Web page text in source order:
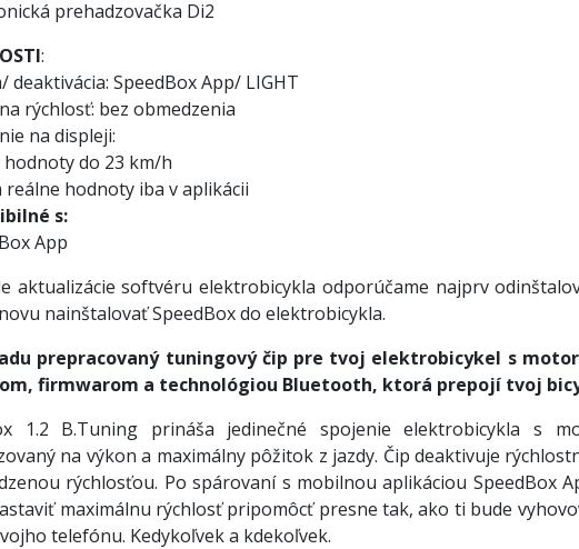
prehadzovačka Di2
:
deaktivácia: SpeedBox App/ LIGHT
rýchlosť: bez obmedzenia
na displeji:
do 23 km/h
hodnoty iba v aplikácii
s:
App
aktualizácie softvéru elektrobicykla odporúčame najprv
nainštalovať SpeedBox do elektrobicykla.
prepracovaný tuningový čip pre tvoj elektrobicykel s
firmwarom a technológiou Bluetooth, ktorá prepojí tvoj
1.2 B.Tuning prináša jedinečné spojenie elektrobicykla s
na výkon a maximálny pôžitok z jazdy. Čip deaktivuje
rýchlosťou. Po spárovaní s mobilnou aplikáciou SpeedBox
maximálnu rýchlosť pripomôcť presne tak, ako ti bude
telefónu. Kedykoľvek a kdekoľvek.